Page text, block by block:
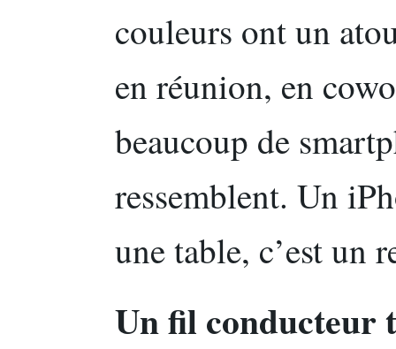
couleurs ont un
en réunion, en
beaucoup de
ressemblent. Un
une table, c’est un
Un fil conducteur